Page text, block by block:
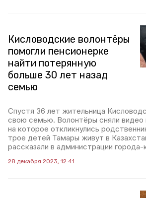
Кисловодские волонтёры
помогли пенсионерке
найти потерянную
больше 30 лет назад
семью
Спустя 36 лет жительница
свою семью. Волонтёры сняли видео
на которое откликнулись
трое детей Тамары живут в
рассказали в администрации города-
28 декабря 2023, 12:41